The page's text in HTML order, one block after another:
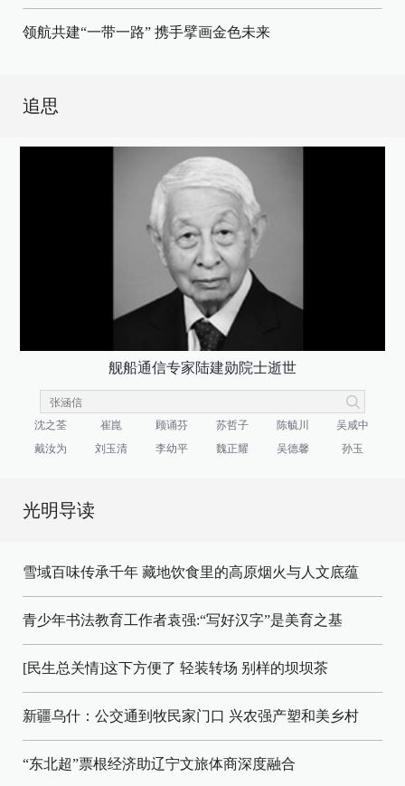
领航共建“一带一路” 携手擘画金色未来
追思
舰船通信专家陆建勋院士逝世
沈之荃 崔崑 顾诵芬 苏哲子 陈毓川
吴咸中
戴汝为
刘玉清 李幼平 魏正耀 吴德馨 孙玉
光明导读
雪域百味传承千年 藏地饮食里的高原烟火与人文底蕴
青少年书法教育工作者袁强:“写好汉字”是美育之基
[民生总关情]这下方便了 轻装转场 别样的坝坝茶
新疆乌什：公交通到牧民家门口 兴农强产塑和美乡村
“东北超”票根经济助辽宁文旅体商深度融合